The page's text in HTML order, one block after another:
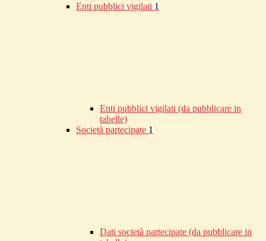
Enti pubblici vigilati 1
Enti pubblici vigilati (da pubblicare in
tabelle)
Società partecipate 1
Dati società partecipate (da pubblicare in